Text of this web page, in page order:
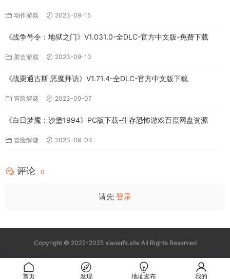
动作游戏 2023-09-15
《战争号令：地狱之门》V1.031.0-全DLC-官方中文版-免费下载
射击游戏 2023-09-10
《战栗通古斯 恶魔拜访》V1.71.4-全DLC-官方中文版下载
冒险解谜 2023-09-07
《白日梦魇：沙堡1994》PC版下载-生存恐怖游戏百度网盘资源
冒险解谜 2023-09-04
评论 0
请先 登录
Copyright © 2022-2025 xiaoerfx.site All Rights Reserved
首页 发现 地址发布 我的